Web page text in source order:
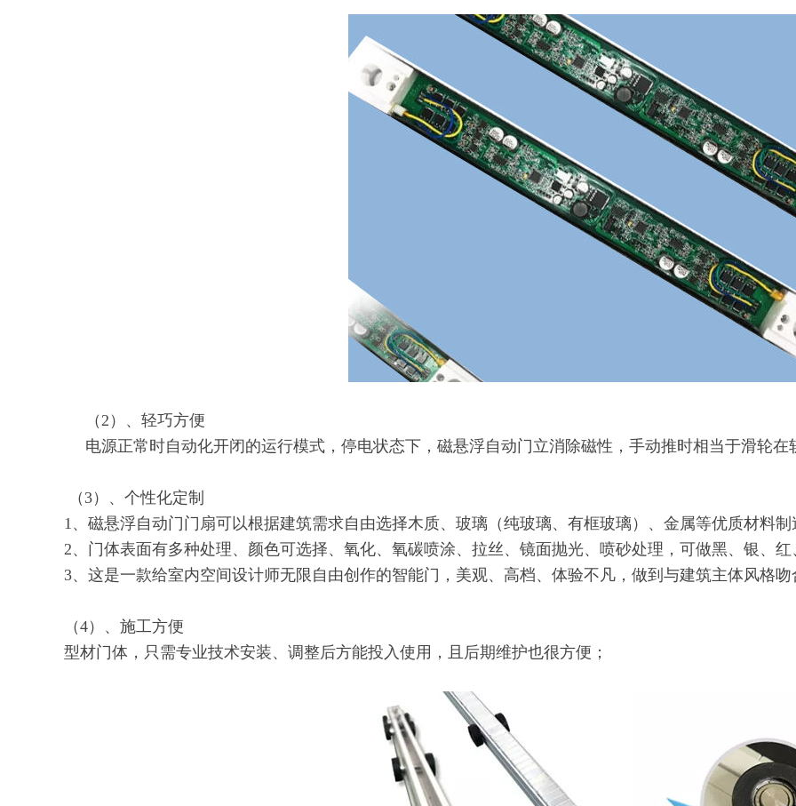
（2）、轻巧方便
电源正常时自动化开闭的运行模式，停电状态下，磁悬浮自动门立消除磁性，手动推时相当于滑轮
（3）、个性化定制
1、磁悬浮自动门门扇可以根据建筑需求自由选择木质、玻璃（纯玻璃、有框玻璃）、金属等优质材料制
2、门体表面有多种处理、颜色可选择、氧化、氧碳喷涂、拉丝、镜面抛光、喷砂处理，可做黑、银、
3、这是一款给室内空间设计师无限自由创作的智能门，美观、高档、体验不凡，做到与建筑主体风格吻
（4）、施工方便
型材门体，只需专业技术安装、调整后方能投入使用，且后期维护也很方便；